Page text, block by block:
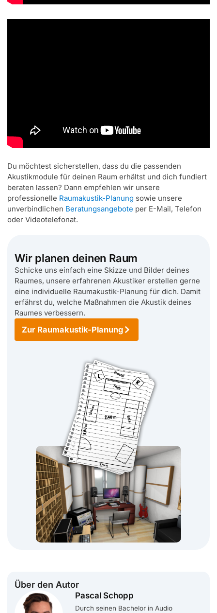
Du möchtest sicherstellen, dass du die passenden
Akustikmodule für deinen Raum erhältst und dich fundiert
beraten lassen? Dann empfehlen wir unsere
professionelle Raumakustik-Planung sowie unsere
unverbindlichen Beratungsangebote per E-Mail, Telefon
oder Videotelefonat.
Wir planen deinen Raum
Schicke uns einfach eine Skizze und Bilder deines
Raumes, unsere erfahrenen Akustiker erstellen gerne
eine individuelle Raumakustik-Planung für dich. Damit
erfährst du, welche Maßnahmen die Akustik deines
Raumes verbessern.
Zur Raumakustik-Planung
Über den Autor
Pascal Schopp
Durch seinen Bachelor in Audio